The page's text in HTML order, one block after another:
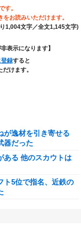
す。
をお読みいただけます。
1,004文字／全文1,145文字)
表示になります】
録すると
けます。
が逸材を引き寄せる
器だった
ある 他のスカウトは
ト5位で指名、近鉄の